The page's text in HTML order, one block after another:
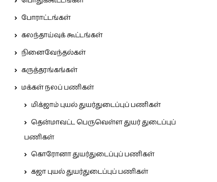
போராட்டங்கள்
கலந்தாய்வுக் கூட்டங்கள்
நினைவேந்தல்கள்
கருத்தரங்கங்கள்
மக்கள் நலப் பணிகள்
மிக்ஜாம் புயல் துயர்துடைப்புப் பணிகள்
தென்மாவட்ட பெருவெள்ள துயர் துடைப்புப்
பணிகள்
கொரோனா துயர்துடைப்புப் பணிகள்
கஜா புயல் துயர்துடைப்புப் பணிகள்